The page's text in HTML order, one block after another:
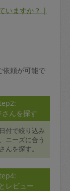
いますか？ |
依頼が可能で
さんを探す
付で絞り込み
ニーズに合う
んを探す。
レビュー